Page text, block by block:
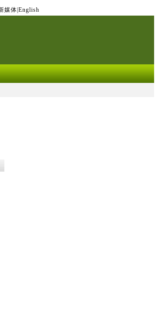
媒体 English